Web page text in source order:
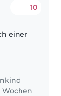
10
Wochen